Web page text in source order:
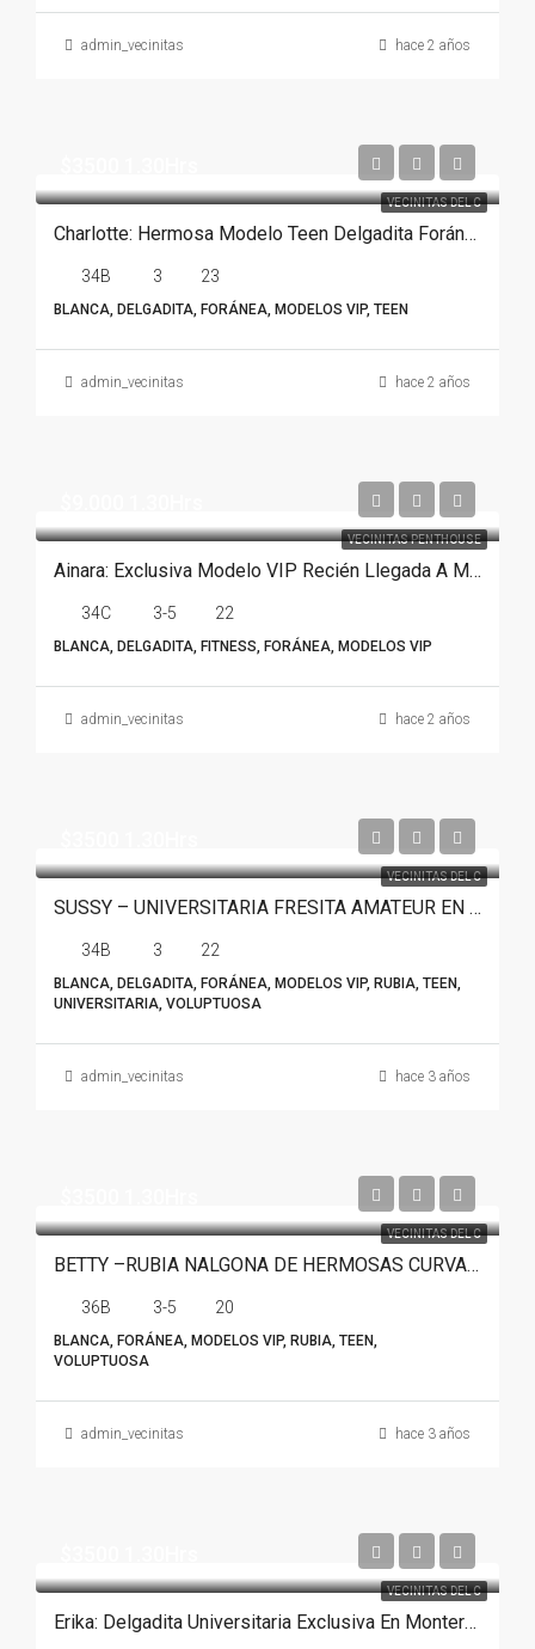
admin_vecinitas hace 2 años
VECINITAS DEL C
Charlotte: Hermosa Modelo Teen Delgadita Foránea En Monterrey
34B 3 23
BLANCA, DELGADITA, FORÁNEA, MODELOS VIP, TEEN
admin_vecinitas hace 2 años
VECINITAS PENTHOUSE
Ainara: Exclusiva Modelo VIP Recién Llegada A Monterrey
34C 3-5 22
BLANCA, DELGADITA, FITNESS, FORÁNEA, MODELOS VIP
admin_vecinitas hace 2 años
VECINITAS DEL C
SUSSY – UNIVERSITARIA FRESITA AMATEUR EN MONTERREY
34B 3 22
BLANCA, DELGADITA, FORÁNEA, MODELOS VIP, RUBIA, TEEN,
UNIVERSITARIA, VOLUPTUOSA
admin_vecinitas hace 3 años
VECINITAS DEL C
BETTY –RUBIA NALGONA DE HERMOSAS CURVAS EN MONTERREY
36B 3-5 20
BLANCA, FORÁNEA, MODELOS VIP, RUBIA, TEEN,
VOLUPTUOSA
admin_vecinitas hace 3 años
VECINITAS DEL C
Erika: Delgadita Universitaria Exclusiva En Monterrey